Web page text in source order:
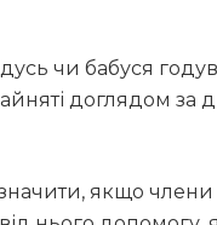
чи бабуся
доглядом за
якщо